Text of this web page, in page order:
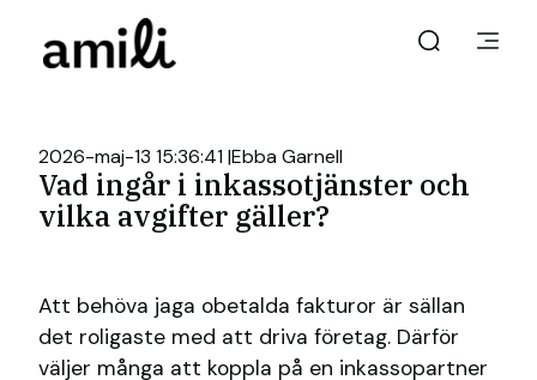
2026-maj-13 15:36:41 Ebba Garnell
Vad ingår i inkassotjänster och
vilka avgifter gäller?
Att behöva jaga obetalda fakturor är sällan
det roligaste med att driva företag. Därför
väljer många att koppla på en inkassopartner